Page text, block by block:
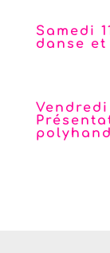
Samedi
danse